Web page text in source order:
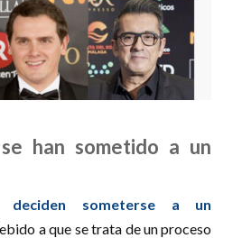
han sometido a un
deciden someterse a un
a que se trata de un proceso